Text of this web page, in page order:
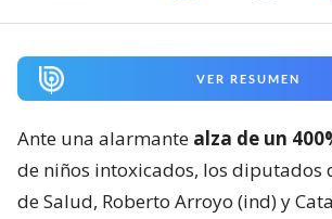
VER RESUMEN
Ante una alarmante alza de un
de niños intoxicados, los diputados
de Salud, Roberto Arroyo (ind) y